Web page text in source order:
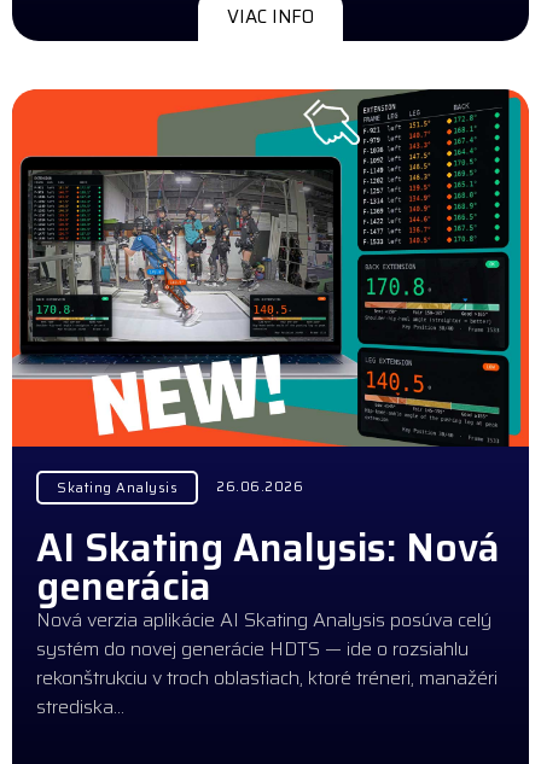
VIAC INFO
Skating Analysis 26.06.2026
AI Skating Analysis: Nová
generácia
Nová verzia aplikácie AI Skating Analysis posúva celý
systém do novej generácie HDTS — ide o rozsiahlu
rekonštrukciu v troch oblastiach, ktoré tréneri, manažéri
strediska…